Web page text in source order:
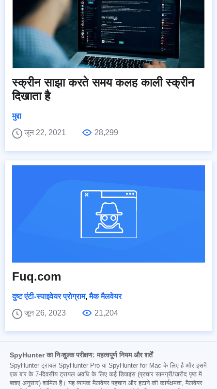
स्क्रीन साझा करते समय कलह काली स्क्रीन
दिखाता है
मुद्दा
जून 22, 2021
28,299
Fuq.com
दुष्ट एंटी-स्पाइवेयर प्रोग्राम,मैक मैलवेयर
जून 26, 2023
21,204
SpyHunter का निःशुल्क परीक्षण: महत्वपूर्ण नियम और शर्तें
SpyHunter ट्रायल SpyHunter Pro या SpyHunter for Mac के लिए है और इसमें
एक बार के 7-दिवसीय ट्रायल अवधि के लिए कई डिवाइस (प्रचार सामग्री/खरीद पृष्ठ में
बताए अनुसार) शामिल हैं। यह व्यापक मैलवेयर पहचान और हटाने की कार्यक्षमता, मैलवेयर